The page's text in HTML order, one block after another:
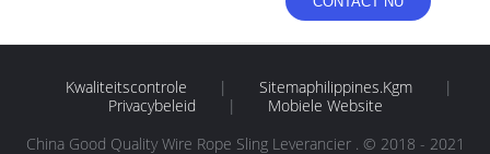
Kwaliteitscontrole | Sitemaphilippines.kgm
|
Privacybeleid
|
Mobiele Website
China Good Quality Wire Rope Sling Leverancier . © 2018 - 2021